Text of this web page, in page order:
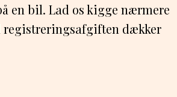
en bil. Lad os kigge nærmere
registreringsafgiften dækker